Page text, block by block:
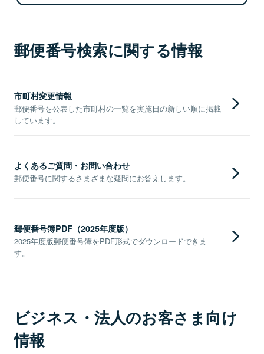
郵便番号検索に関する情報
市町村変更情報
郵便番号を公表した市町村の一覧を実施日の新しい順に掲載
しています。
よくあるご質問・お問い合わせ
郵便番号に関するさまざまな疑問にお答えします。
郵便番号簿PDF（2025年度版）
2025年度版郵便番号簿をPDF形式でダウンロードできま
す。
ビジネス・法人のお客さま向け
情報